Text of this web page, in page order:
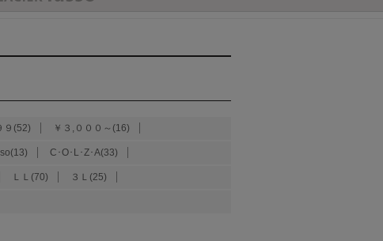
９(52) ￥３,０００～(16)
C･O･L･Z･A(33)
ＬＬ(70) ３Ｌ(25)